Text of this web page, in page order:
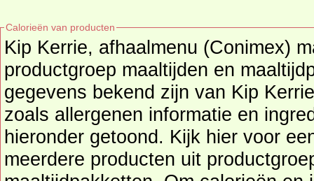
Calorieën van producten
Kip Kerrie, afhaalmenu (Conimex)
productgroep maaltijden en
gegevens bekend zijn van Kip Kerrie, afhaalmenu (Conimex)
zoals allergenen informatie en
hieronder getoond. Kijk hier voor
meerdere producten uit